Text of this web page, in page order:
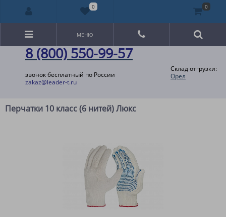
8 (800) 550-99-57
звонок бесплатный по России
zakaz@leader-t.ru
Склад отгрузки:
Орел
МЕНЮ
Перчатки 10 класс (6 нитей) Люкс
0 0